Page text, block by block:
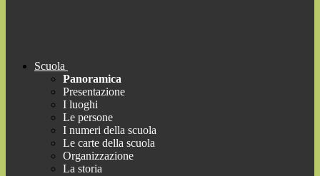
Scuola
Panoramica
Presentazione
I luoghi
Le persone
I numeri della scuola
Le carte della scuola
Organizzazione
La storia